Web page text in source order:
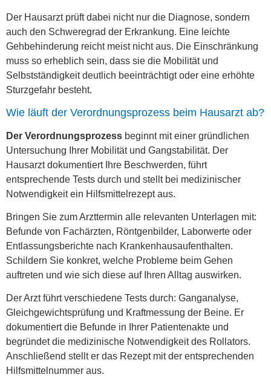
Der Hausarzt prüft dabei nicht nur die Diagnose, sondern
auch den Schweregrad der Erkrankung. Eine leichte
Gehbehinderung reicht meist nicht aus. Die Einschränkung
muss so erheblich sein, dass sie die Mobilität und
Selbstständigkeit deutlich beeinträchtigt oder eine erhöhte
Sturzgefahr besteht.
Wie läuft der Verordnungsprozess beim Hausarzt ab?
Der Verordnungsprozess beginnt mit einer gründlichen
Untersuchung Ihrer Mobilität und Gangstabilität. Der
Hausarzt dokumentiert Ihre Beschwerden, führt
entsprechende Tests durch und stellt bei medizinischer
Notwendigkeit ein Hilfsmittelrezept aus.
Bringen Sie zum Arzttermin alle relevanten Unterlagen mit:
Befunde von Fachärzten, Röntgenbilder, Laborwerte oder
Entlassungsberichte nach Krankenhausaufenthalten.
Schildern Sie konkret, welche Probleme beim Gehen
auftreten und wie sich diese auf Ihren Alltag auswirken.
Der Arzt führt verschiedene Tests durch: Ganganalyse,
Gleichgewichtsprüfung und Kraftmessung der Beine. Er
dokumentiert die Befunde in Ihrer Patientenakte und
begründet die medizinische Notwendigkeit des Rollators.
Anschließend stellt er das Rezept mit der entsprechenden
Hilfsmittelnummer aus.